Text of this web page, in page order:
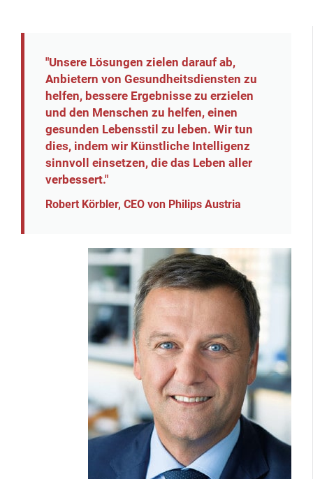
"Unsere Lösungen zielen darauf ab,
Anbietern von Gesundheitsdiensten zu
helfen, bessere Ergebnisse zu erzielen
und den Menschen zu helfen, einen
gesunden Lebensstil zu leben. Wir tun
dies, indem wir Künstliche Intelligenz
sinnvoll einsetzen, die das Leben aller
verbessert."
Robert Körbler, CEO von Philips Austria